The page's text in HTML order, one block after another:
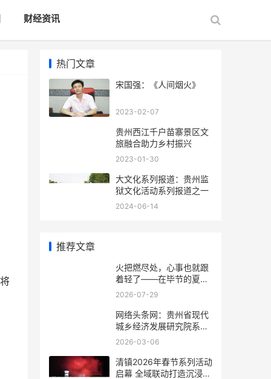
财经资讯
热门文章
宋国强：《人间烟火》
2023-02-07
贵州西江千户苗寨景区文
旅融合助力乡村振兴
2023-01-30
大文化系列报道：贵州监
狱文化活动系列报道之一
2024-06-14
推荐文章
火把燃尽处，心事也就跟
着轻了——在毕节的夏夜
与千年文明相拥
2026-07-29
网络头条网：贵州省现代
城乡经济发展研究院系列
报道之一
2026-03-06
清镇2026年春节系列活动
启幕 全域联动打造沉浸式